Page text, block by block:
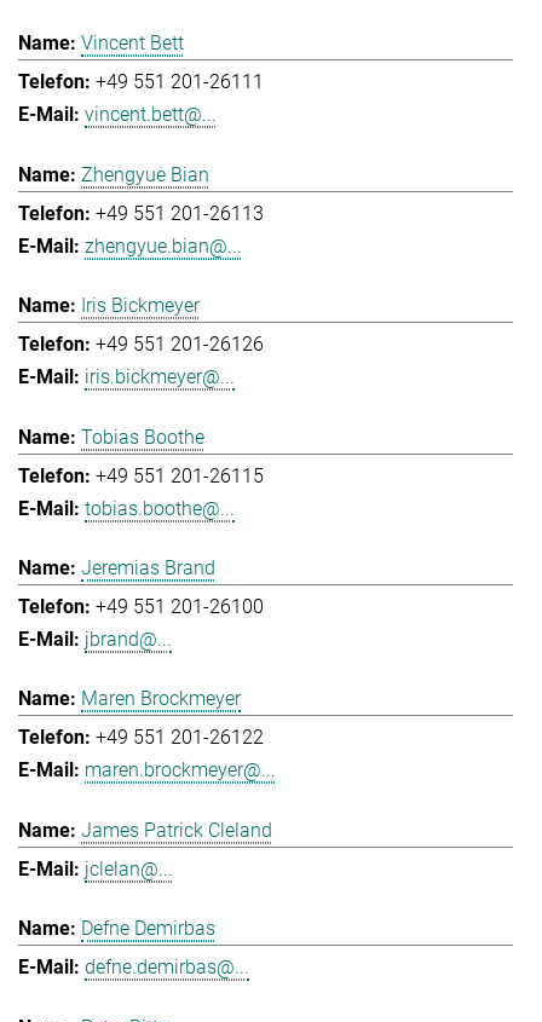
Vincent Bett
+49 551 201-26111
vincent.bett@...
Zhengyue Bian
+49 551 201-26113
zhengyue.bian@...
Iris Bickmeyer
+49 551 201-26126
iris.bickmeyer@...
Tobias Boothe
+49 551 201-26115
tobias.boothe@...
Jeremias Brand
+49 551 201-26100
jbrand@...
Maren Brockmeyer
+49 551 201-26122
maren.brockmeyer@...
James Patrick Cleland
jclelan@...
Defne Demirbas
defne.demirbas@...